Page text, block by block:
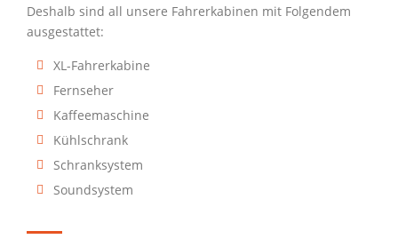
Deshalb sind all unsere Fahrerkabinen mit Folgendem
ausgestattet:
XL-Fahrerkabine
Fernseher
Kaffeemaschine
Kühlschrank
Schranksystem
Soundsystem